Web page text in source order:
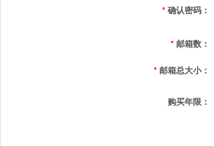
*确认密码：
*邮箱数：
*邮箱总大小：
购买年限：